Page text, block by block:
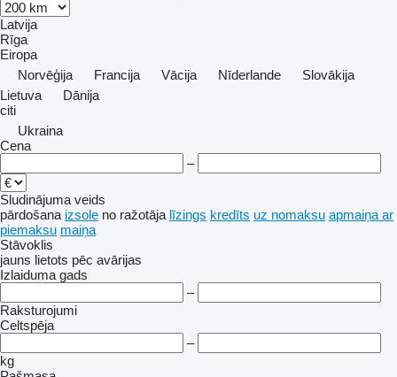
Latvija
Rīga
Eiropa
Norvēģija
Francija Vācija Nīderlande
Slovākija
Lietuva
Dānija
citi
Ukraina
Cena
–
Sludinājuma veids
pārdošana izsole no ražotāja līzings kredīts uz nomaksu apmaiņa ar
piemaksu maiņa
Stāvoklis
jauns lietots pēc avārijas
Izlaiduma gads
–
Raksturojumi
Celtspēja
–
kg